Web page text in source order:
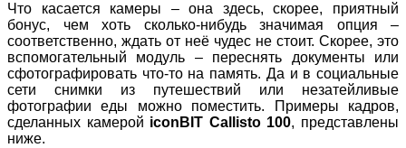
Что касается камеры – она здесь, скорее, приятный
бонус, чем хоть сколько-нибудь значимая опция –
соответственно, ждать от неё чудес не стоит. Скорее, это
вспомогательный модуль – переснять документы или
сфотографировать что-то на память. Да и в социальные
сети снимки из путешествий или незатейливые
фотографии еды можно поместить. Примеры кадров,
сделанных камерой iconBIT Callisto 100, представлены
ниже.